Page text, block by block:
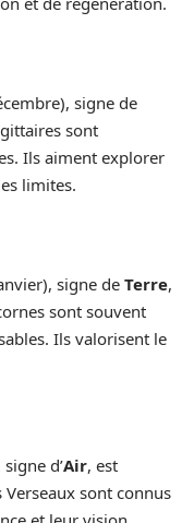
signe de
sont
Ils aiment explorer
limites.
signe de Terre,
sont souvent
Ils valorisent le
d’Air, est
sont connus